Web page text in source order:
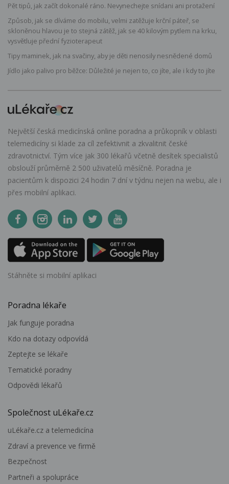
Pět tipů, jak začít dokonalé ráno. Nevynechejte snídani ani protažení
Způsob, jak se díváme do mobilu, velmi zatěžuje krční páteř, se
skloněnou hlavou je to stejná zátěž, jak se 40 kilovým pytlem na krku,
vysvětluje přední fyzioterapeut
Tipy maminek, jak na svačiny, aby je děti nenosily nesnědené domů
Jídlo jako palivo pro běžce: Důležité je nejen to, co jíte, ale i kdy to jíte
Největší česká medicínská online poradna a průkopník v oblasti
telemedicíny si klade za cíl zefektivnit a zkvalitnit české
zdravotnictví. Tým více jak 300 lékařů včetně desítek specialistů
obslouží průměrně 2 500 uživatelů měsíčně. Poradna je
pacientům k dispozici 24 hodin 7 dní v týdnu nejen na webu, ale i
přes mobilní aplikaci.
Stáhněte si mobilní aplikaci
Poradna lékaře
Jak funguje poradna
Kdo na dotazy odpovídá
Zeptejte se lékaře
Tematické poradny
Odpovědi lékařů
Společnost uLékaře.cz
uLékaře.cz a telemedicína
Zdraví a prevence ve firmě
Bezpečnost
Partneři a spolupráce